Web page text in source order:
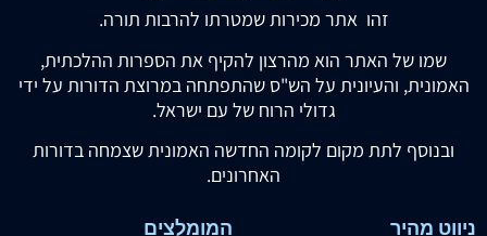
זהו אתר מכירות שמטרתו להרבות תורה.
שמו של האתר הוא מהרצון להקיף את הספרות ההלכתית,
האמונית, והעיונית על הש"ס שהתפתחה במרוצת הדורות על ידי
גדולי הרוח של עם ישראל.
ובנוסף לתת מקום לקומה החדשה האמונית שצמחה בדורות
האחרונים.
ניווט מהיר המומלצים